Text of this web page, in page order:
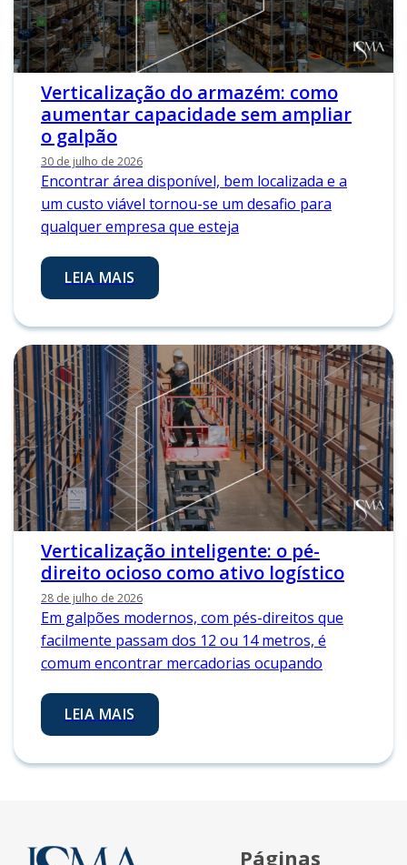
Verticalização do armazém: como
aumentar capacidade sem ampliar
o galpão
30 de julho de 2026
Encontrar área disponível, bem localizada e a
um custo viável tornou-se um desafio para
qualquer empresa que esteja
LEIA MAIS
Verticalização inteligente: o pé-
direito ocioso como ativo logístico
28 de julho de 2026
Em galpões modernos, com pés-direitos que
facilmente passam dos 12 ou 14 metros, é
comum encontrar mercadorias ocupando
LEIA MAIS
Páginas